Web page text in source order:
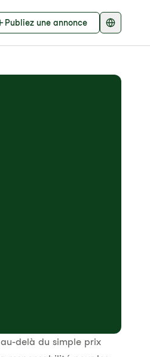
Publiez une annonce
delà du simple prix